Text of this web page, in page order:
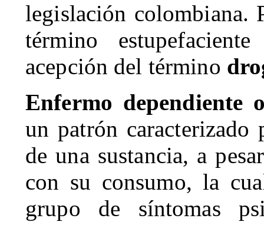
legislación colombiana.
término
acepción del término
Enfermo dependiente
un patrón caracterizado
de una sustancia, a
con su consumo, la
grupo de síntomas